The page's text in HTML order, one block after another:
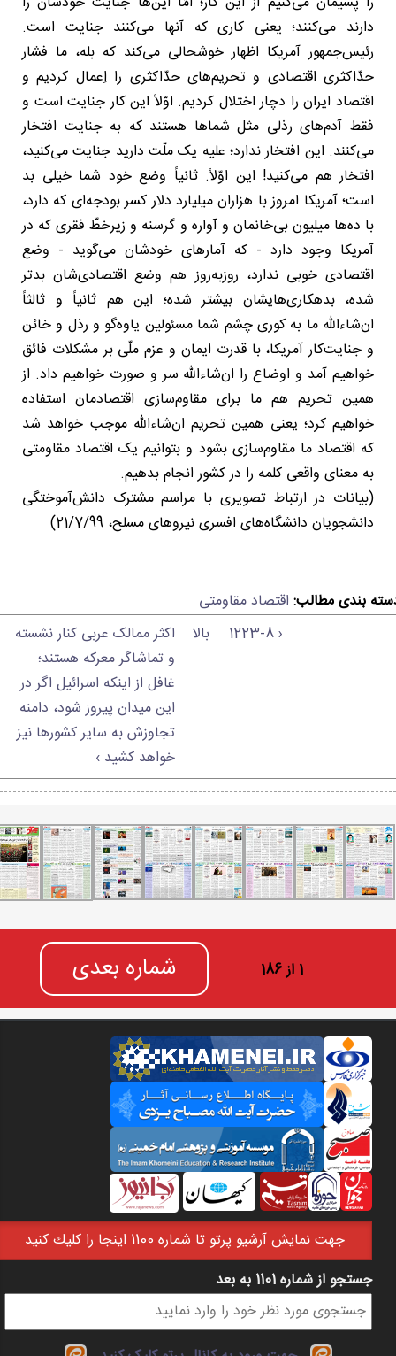
دارند می‌کنند؛ یعنی کاری که آنها می‌کنند جنایت است.
رئیس‌جمهور آمریکا اظهار خوشحالی می‌کند که بله، ما فشار
حدّاکثری اقتصادی و تحریم‌های حدّاکثری را اِعمال کردیم و
اقتصاد ایران را دچار اختلال کردیم. اوّلاً این کار جنایت است و
فقط آدم‌های رذلی مثل شماها هستند که به جنایت افتخار
می‌کنند. این افتخار ندارد؛ علیه یک ملّت دارید جنایت می‌کنید،
افتخار هم می‌کنید! این اوّلاً. ثانیاً وضع خود شما خیلی بد
است؛ آمریکا امروز با هزاران میلیارد دلار کسر بودجه‌ای که دارد،
با ده‌ها میلیون بی‌خانمان و آواره و گرسنه و زیرخطّ فقری که در
آمریکا وجود دارد - که آمارهای خودشان می‌گوید - وضع
اقتصادی خوبی ندارد، روزبه‌روز هم وضع اقتصادی‌شان بدتر
شده، بدهکاری‌هایشان بیشتر شده؛ این هم ثانیاً و ثالثاً
ان‌شاءالله ما به کوری چشم شما مسئولین یاوه‌گو و رذل و خائن
و جنایت‌کار آمریکا، با قدرت ایمان و عزم ملّی بر مشکلات فائق
خواهیم آمد و اوضاع را ان‌شاءالله سر و صورت خواهیم داد. از
همین تحریم هم ما برای مقاوم‌سازی اقتصادمان استفاده
خواهیم کرد؛ یعنی همین تحریم ان‌شاءالله موجب خواهد شد
که اقتصاد ما مقاوم‌سازی بشود و بتوانیم یک اقتصاد مقاومتی
به معنای واقعی کلمه را در کشور انجام بدهیم.
(بیانات در ارتباط تصویری با مراسم مشترک دانش‌آموختگی
دانشجویان دانشگاه‌های افسری نیروهای مسلح، 21/7/99)
بندی مطالب: اقتصاد مقاومتی
‹ 1223-8
بالا
اکثر ممالک عربی کنار نشسته
و تماشاگر معرکه هستند؛
غافل از اینکه اسرائیل اگر در
این میدان پیروز شود، دامنه
تجاوزش به سایر کشورها نیز
خواهد کشید ›
1 از 186 شماره بعدی
جهت نمايش آرشيو پرتو تا شماره 1100 اينجا را كليك كنيد
فرم جستجو
جستجو از شماره 1101 به بعد